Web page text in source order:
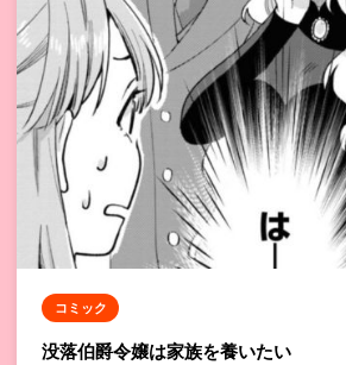
コミック
没落伯爵令嬢は家族を養いたい